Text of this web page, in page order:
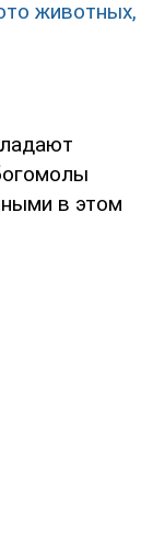
животных,
в этом